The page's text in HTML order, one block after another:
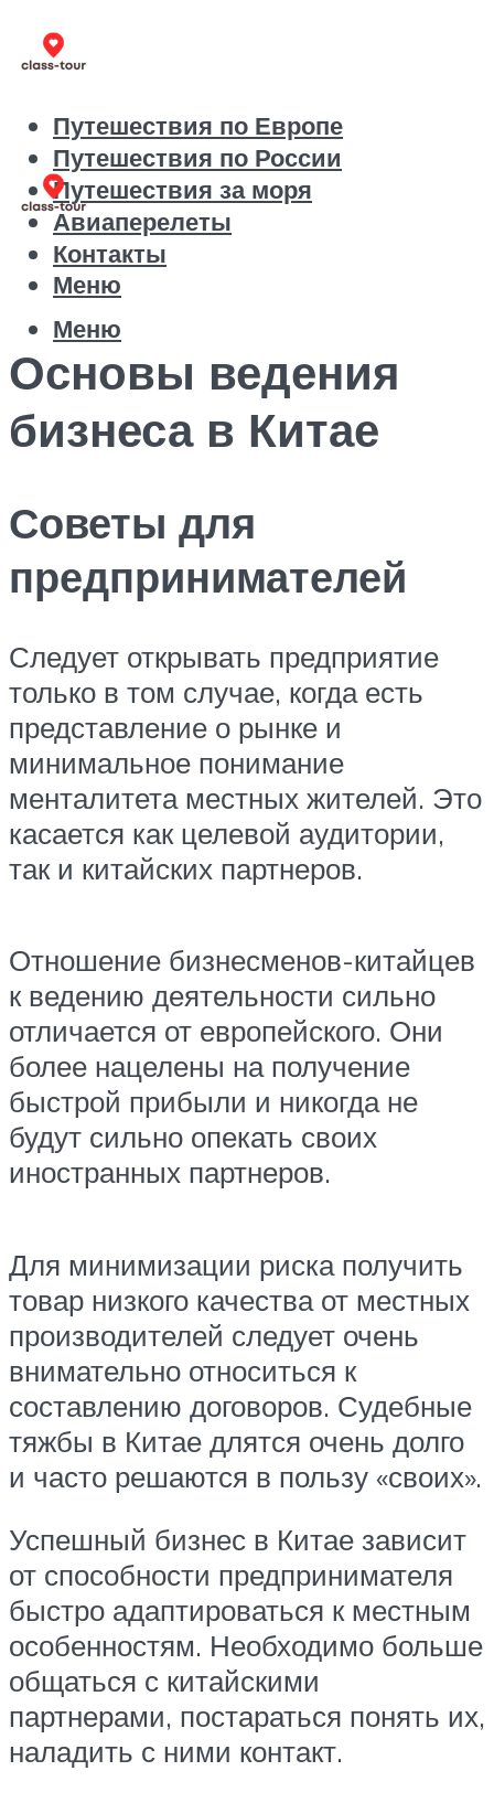
Путешествия по Европе
Путешествия по России
Путешествия за моря
Авиаперелеты
Контакты
Меню
Меню
Основы ведения
бизнеса в Китае
Советы для
предпринимателей
Следует открывать предприятие
только в том случае, когда есть
представление о рынке и
минимальное понимание
менталитета местных жителей. Это
касается как целевой аудитории,
так и китайских партнеров.
Отношение бизнесменов-китайцев
к ведению деятельности сильно
отличается от европейского. Они
более нацелены на получение
быстрой прибыли и никогда не
будут сильно опекать своих
иностранных партнеров.
Для минимизации риска получить
товар низкого качества от местных
производителей следует очень
внимательно относиться к
составлению договоров. Судебные
тяжбы в Китае длятся очень долго
и часто решаются в пользу «своих».
Успешный бизнес в Китае зависит
от способности предпринимателя
быстро адаптироваться к местным
особенностям. Необходимо больше
общаться с китайскими
партнерами, постараться понять их,
наладить с ними контакт.